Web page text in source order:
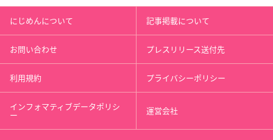
にじめんについて 記事掲載について
お問い合わせ プレスリリース送付先
利用規約 プライバシーポリシー
インフォマティブデータポリシ
ー 運営会社